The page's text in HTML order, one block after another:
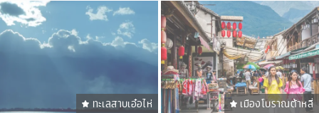
ทะเลสาบเอ๋อไห่ เมืองโบราณต้าหลี่